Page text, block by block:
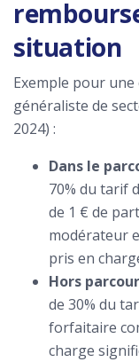
situation
Exemple pour
généraliste de
2024) :
Dans le
70% du tarif
de 1 € de
modérateur
pris en
Hors
de 30% du
forfaitaire
charge